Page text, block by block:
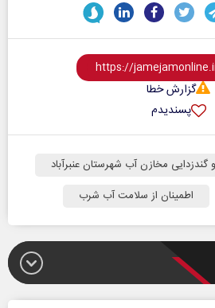
گزارش خطا
پسندیدم
مخازن آب شهرستان عنبرآباد
اطمینان از سلامت آب شرب